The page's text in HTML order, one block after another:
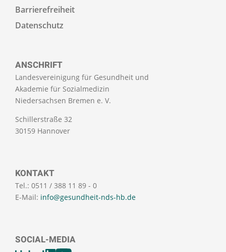
ANSCHRIFT
Landesvereinigung für Gesundheit und
Akademie für Sozialmedizin
Niedersachsen Bremen e. V.
Schillerstraße 32
30159 Hannover
KONTAKT
Tel.: 0511 / 388 11 89 - 0
E-Mail: info@gesundheit-nds-hb.de
SOCIAL-MEDIA
Barrierefreiheit
Datenschutz